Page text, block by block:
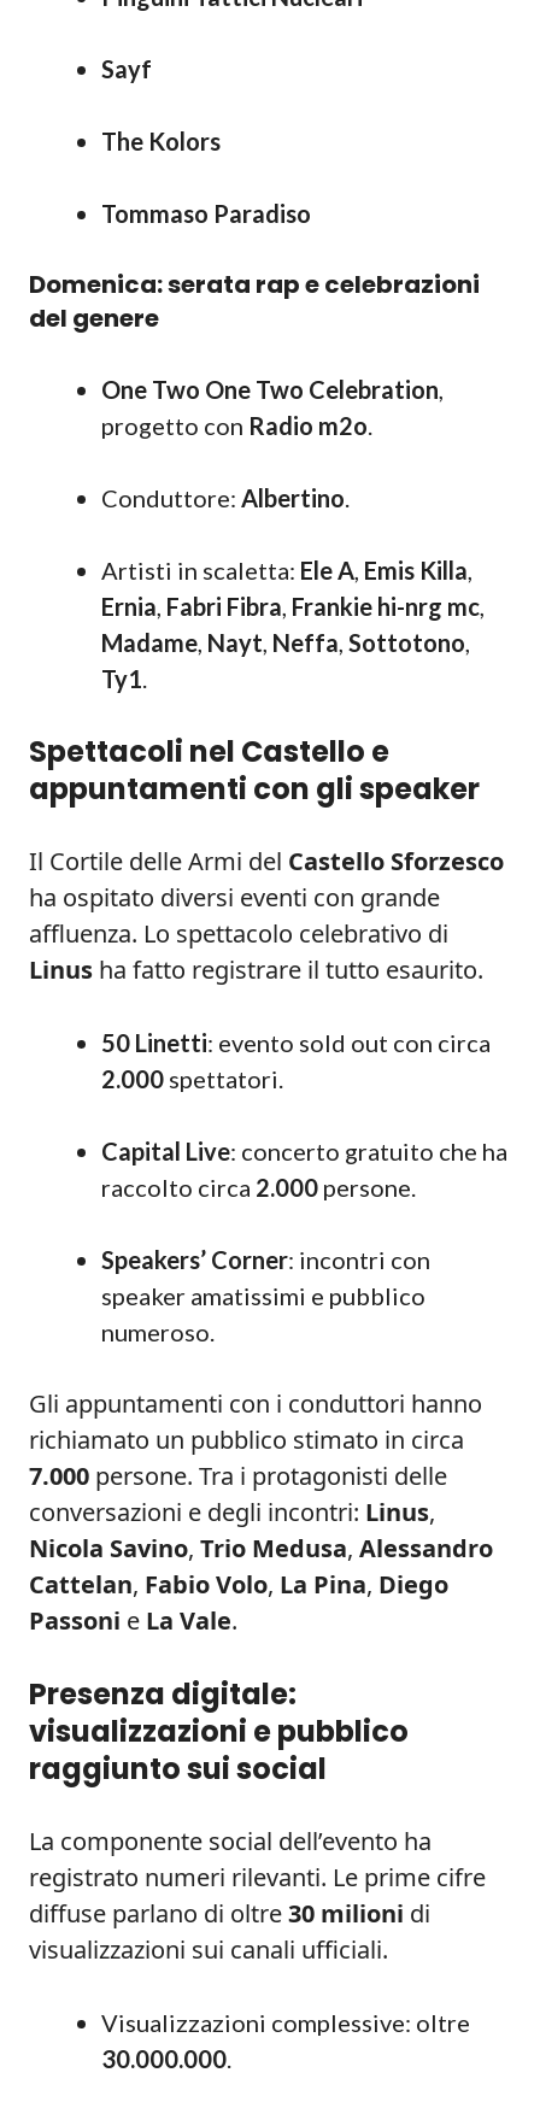
Sayf
The Kolors
Tommaso Paradiso
Domenica: serata rap e celebrazioni
del genere
One Two One Two Celebration,
progetto con Radio m2o.
Conduttore: Albertino.
Artisti in scaletta: Ele A, Emis Killa,
Ernia, Fabri Fibra, Frankie hi-nrg mc,
Madame, Nayt, Neffa, Sottotono,
Ty1.
Spettacoli nel Castello e
appuntamenti con gli speaker
Il Cortile delle Armi del Castello Sforzesco
ha ospitato diversi eventi con grande
affluenza. Lo spettacolo celebrativo di
Linus ha fatto registrare il tutto esaurito.
50 Linetti: evento sold out con circa
2.000 spettatori.
Capital Live: concerto gratuito che ha
raccolto circa 2.000 persone.
Speakers’ Corner: incontri con
speaker amatissimi e pubblico
numeroso.
Gli appuntamenti con i conduttori hanno
richiamato un pubblico stimato in circa
7.000 persone. Tra i protagonisti delle
conversazioni e degli incontri: Linus,
Nicola Savino, Trio Medusa, Alessandro
Cattelan, Fabio Volo, La Pina, Diego
Passoni e La Vale.
Presenza digitale:
visualizzazioni e pubblico
raggiunto sui social
La componente social dell’evento ha
registrato numeri rilevanti. Le prime cifre
diffuse parlano di oltre30 milioni di
visualizzazioni sui canali ufficiali.
Visualizzazioni complessive: oltre
30.000.000.